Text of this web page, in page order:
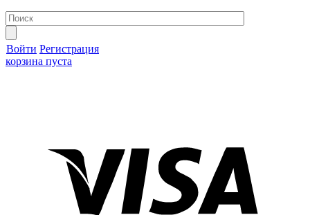
Войти Регистрация
корзина пуста